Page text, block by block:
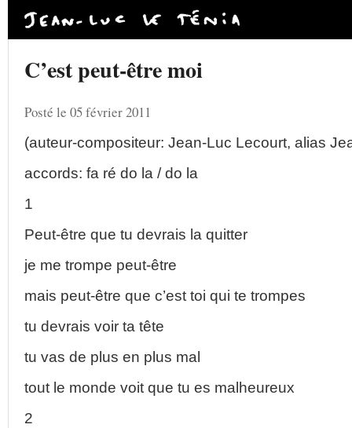
C’est peut-être moi
Posté le 05 février 2011
(auteur-compositeur: Jean-Luc Lecourt, alias
accords: fa ré do la / do la
1
Peut-être que tu devrais la quitter
je me trompe peut-être
mais peut-être que c’est toi qui te trompes
tu devrais voir ta tête
tu vas de plus en plus mal
tout le monde voit que tu es malheureux
2